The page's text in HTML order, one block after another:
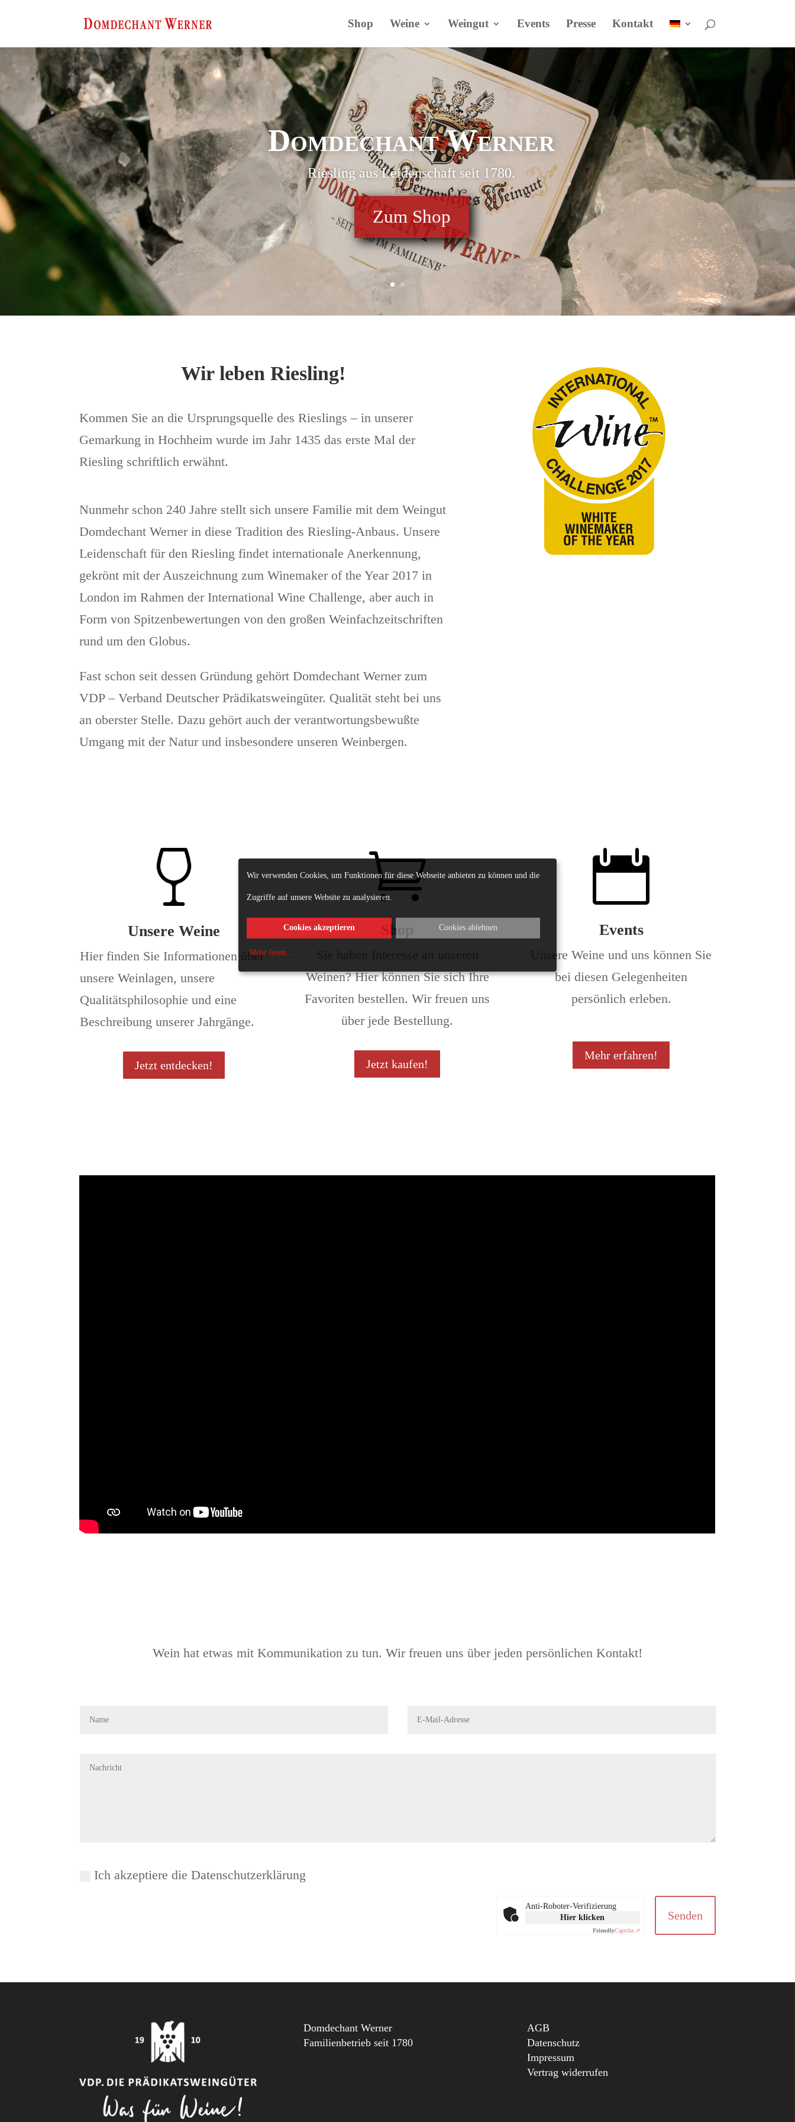
Shop Weine Weingut Events Presse Kontakt
Domdechant Werner
Riesling aus Leidenschaft seit 1780.
Zum Shop
Wir leben Riesling!
Kommen Sie an die Ursprungsquelle des Rieslings – in unserer
Gemarkung in Hochheim wurde im Jahr 1435 das erste Mal der
Riesling schriftlich erwähnt.
Nunmehr schon 240 Jahre stellt sich unsere Familie mit dem Weingut
Domdechant Werner in diese Tradition des Riesling-Anbaus. Unsere
Leidenschaft für den Riesling findet internationale Anerkennung,
gekrönt mit der Auszeichnung zum Winemaker of the Year 2017 in
London im Rahmen der International Wine Challenge, aber auch in
Form von Spitzenbewertungen von den großen Weinfachzeitschriften
rund um den Globus.
Fast schon seit dessen Gründung gehört Domdechant Werner zum
VDP – Verband Deutscher Prädikatsweingüter. Qualität steht bei uns
an oberster Stelle. Dazu gehört auch der verantwortungsbewußte
Umgang mit der Natur und insbesondere unseren Weinbergen.
Unsere Weine
Hier finden Sie Informationen über
unsere Weinlagen, unsere
Qualitätsphilosophie und eine
Beschreibung unserer Jahrgänge.
Jetzt entdecken!

Shop
Weinen? Hier können Sie sich Ihre
Favoriten bestellen. Wir freuen uns
über jede Bestellung.
Jetzt kaufen!

Events
Unsere Weine und uns können Sie
bei diesen Gelegenheiten
persönlich erleben.
Mehr erfahren!
Wein hat etwas mit Kommunikation zu tun. Wir freuen uns über jeden persönlichen Kontakt!
Ich akzeptiere die Datenschutzerklärung
Anti-Roboter-Verifizierung
Hier klicken
FriendlyCaptcha ⇗
Senden
Domdechant Werner
Familienbetrieb seit 1780
AGB
Datenschutz
Impressum
Vertrag widerrufen
Wir verwenden Cookies, um Funktionen für diese Webseite anbieten zu können und die
Zugriffe auf unsere Website zu analysieren.
Cookies akzeptieren Cookies ablehnen
Mehr lesen.